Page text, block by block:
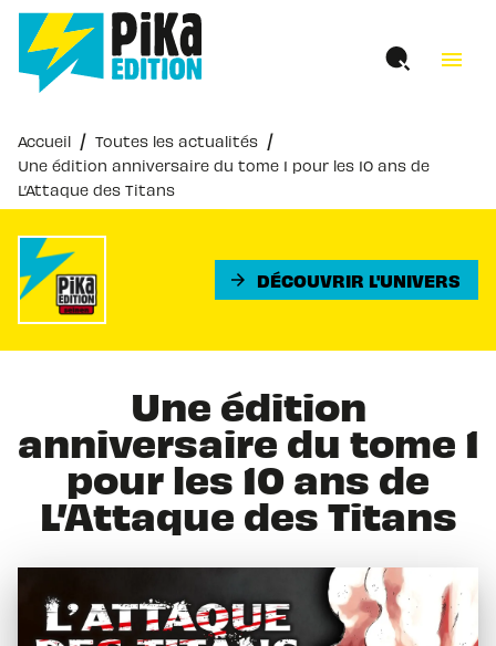
MENU RECHERCHE
PIED DE PAGE
menu
Accueil / Toutes les actualités /
Une édition anniversaire du tome 1 pour les 10 ans de
L’Attaque des Titans
arrow_forward DÉCOUVRIR L'UNIVERS
Une édition
anniversaire du tome 1
pour les 10 ans de
L’Attaque des Titans